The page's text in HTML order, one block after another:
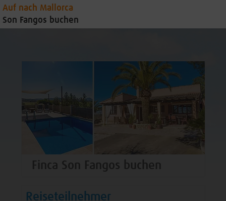
Finca Son Fangos buchen
Reiseteilnehmer
Auf nach Mallorca
Son Fangos buchen